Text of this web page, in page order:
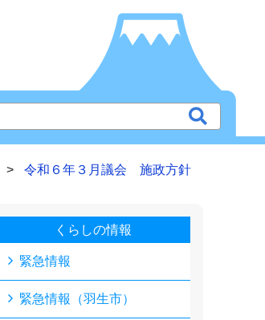
令和６年３月議会 施政方針
くらしの情報
緊急情報
緊急情報（羽生市）